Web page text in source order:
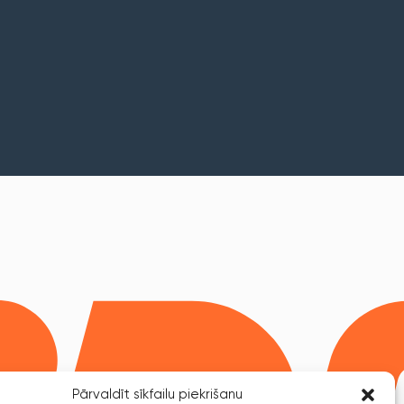
Pārvaldīt sīkfailu piekrišanu